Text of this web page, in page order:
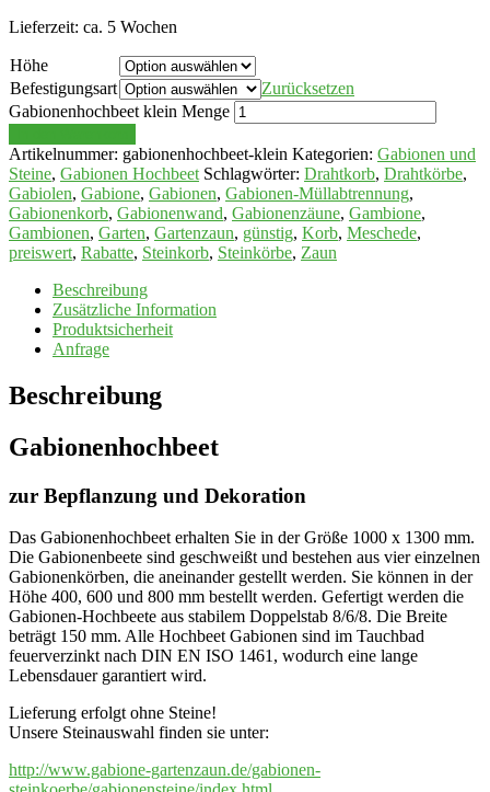
Lieferzeit: ca. 5 Wochen
Höhe
Befestigungsart
Zurücksetzen
Gabionenhochbeet klein Menge
Artikelnummer: gabionenhochbeet-klein Kategorien: Gabionen und
Steine, Gabionen Hochbeet Schlagwörter: Drahtkorb, Drahtkörbe,
Gabiolen, Gabione, Gabionen, Gabionen-Müllabtrennung,
Gabionenkorb, Gabionenwand, Gabionenzäune, Gambione,
Gambionen, Garten, Gartenzaun, günstig, Korb, Meschede,
preiswert, Rabatte, Steinkorb, Steinkörbe, Zaun
Beschreibung
Zusätzliche Information
Produktsicherheit
Anfrage
Beschreibung
Gabionenhochbeet
zur Bepflanzung und Dekoration
Das Gabionenhochbeet erhalten Sie in der Größe 1000 x 1300 mm.
Die Gabionenbeete sind geschweißt und bestehen aus vier einzelnen
Gabionenkörben, die aneinander gestellt werden. Sie können in der
Höhe 400, 600 und 800 mm bestellt werden. Gefertigt werden die
Gabionen-Hochbeete aus stabilem Doppelstab 8/6/8. Die Breite
beträgt 150 mm. Alle Hochbeet Gabionen sind im Tauchbad
feuerverzinkt nach DIN EN ISO 1461, wodurch eine lange
Lebensdauer garantiert wird.
Lieferung erfolgt ohne Steine!
Unsere Steinauswahl finden sie unter:
http://www.gabione-gartenzaun.de/gabionen-